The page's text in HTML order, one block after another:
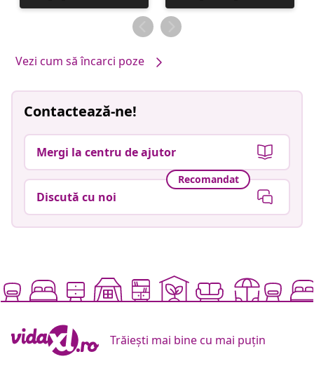
publicată
publicată
de
Vezi cum să încarci poze
Contactează-ne!
Mergi la centru de ajutor
Recomandat
Discută cu noi
Trăiești mai bine cu mai puțin